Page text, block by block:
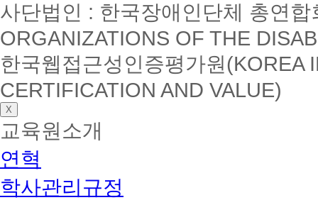
사단법인 : 한국장애인단체 총연
ORGANIZATIONS OF THE
한국웹접근성인증평가원(KOREA
CERTIFICATION AND VALUE)
X
교육원소개
연혁
학사관리규정